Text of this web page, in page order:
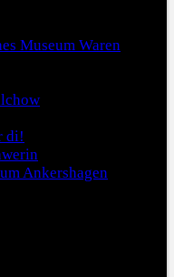
Museum Waren
di!
Ankershagen